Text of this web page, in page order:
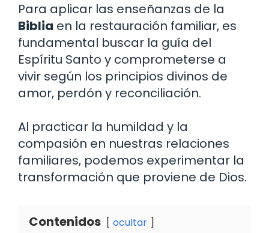
Para aplicar las enseñanzas de la
Biblia en la restauración familiar, es
fundamental buscar la guía del
Espíritu Santo y comprometerse a
vivir según los principios divinos de
amor, perdón y reconciliación.
Al practicar la humildad y la
compasión en nuestras relaciones
familiares, podemos experimentar la
transformación que proviene de Dios.
Contenidos ocultar